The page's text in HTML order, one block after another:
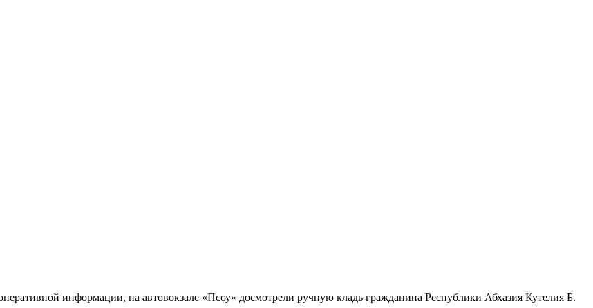
информации, на автовокзале «Псоу» досмотрели ручную кладь гражданина Республики Абхазия Кутелия Б.